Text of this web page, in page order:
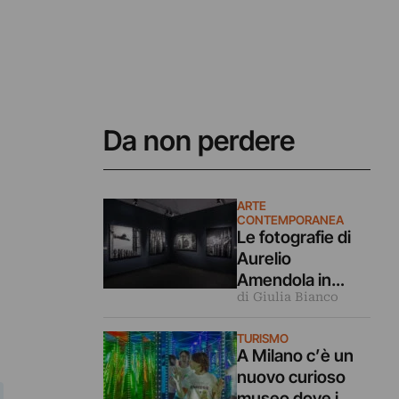
Da non perdere
ARTE
CONTEMPORANEA
Le fotografie di
Aurelio
Amendola in
dialogo coi
dell’arte in
mostra a Milano
di Giulia Bianco
TURISMO
A Milano c’è un
nuovo curioso